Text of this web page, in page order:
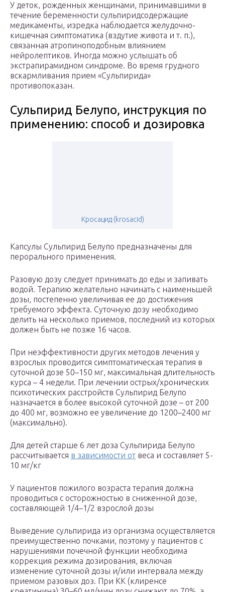
У деток, рожденных женщинами, принимавшими в
течение беременности сульпиридсодержащие
медикаменты, изредка наблюдается желудочно-
кишечная симптоматика (вздутие живота и т. п.),
связанная атропиноподобным влиянием
нейролептиков. Иногда можно услышать об
экстрапирамидном синдроме. Во время грудного
вскармливания прием «Сульпирида»
противопоказан.
Сульпирид Белупо, инструкция по
применению: способ и дозировка
Кросацид (krosacid)
Капсулы Сульпирид Белупо предназначены для
перорального применения.
Разовую дозу следует принимать до еды и запивать
водой. Терапию желательно начинать с наименьшей
дозы, постепенно увеличивая ее до достижения
требуемого эффекта. Суточную дозу необходимо
делить на несколько приемов, последний из которых
должен быть не позже 16 часов.
При неэффективности других методов лечения у
взрослых проводится симптоматическая терапия в
суточной дозе 50–150 мг, максимальная длительность
курса – 4 недели. При лечении острых/хронических
психотических расстройств Сульпирид Белупо
назначается в более высокой суточной дозе – от 200
до 400 мг, возможно ее увеличение до 1200–2400 мг
(максимально).
Для детей старше 6 лет доза Сульпирида Белупо
рассчитывается в зависимости от веса и составляет 5-
10 мг/кг
У пациентов пожилого возраста терапия должна
проводиться с осторожностью в сниженной дозе,
составляющей 1/4–1/2 взрослой дозы
Выведение сульпирида из организма осуществляется
преимущественно почками, поэтому у пациентов с
нарушениями почечной функции необходима
коррекция режима дозирования, включая
изменение суточной дозы и/или интервала между
приемом разовых доз. При КК (клиренсе